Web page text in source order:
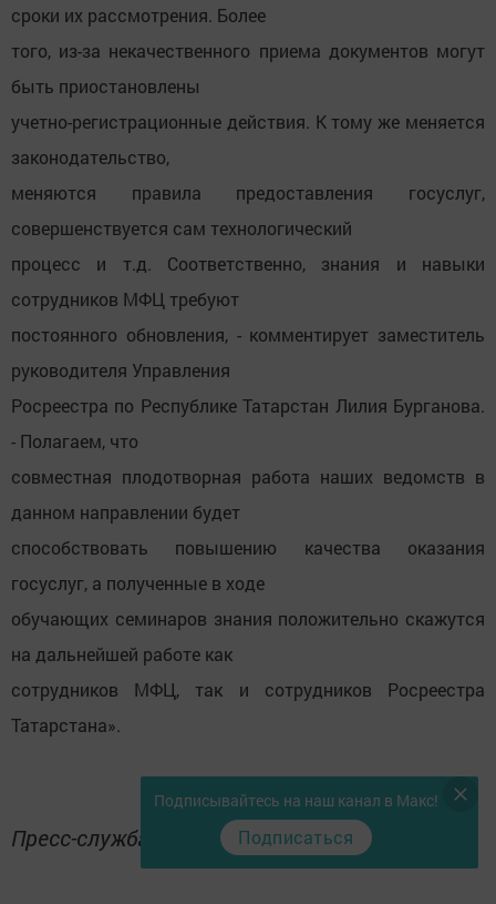
сроки их рассмотрения. Более
того, из-за некачественного приема документов могут
быть приостановлены
учетно-регистрационные действия. К тому же меняется
законодательство,
меняются правила предоставления госуслуг,
совершенствуется сам технологический
процесс и т.д. Соответственно, знания и навыки
сотрудников МФЦ требуют
постоянного обновления, - комментирует заместитель
руководителя Управления
Росреестра по Республике Татарстан Лилия Бурганова.
- Полагаем, что
совместная плодотворная работа наших ведомств в
данном направлении будет
способствовать повышению качества оказания
госуслуг, а полученные в ходе
обучающих семинаров знания положительно скажутся
на дальнейшей работе как
сотрудников МФЦ, так и сотрудников Росреестра
Татарстана».
Пресс-служба Росреестра Татарстана
Подписывайтесь на наш канал в Макс!
Подписаться